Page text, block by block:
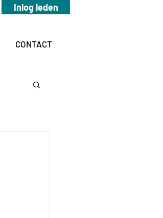
Inlog leden
CONTACT